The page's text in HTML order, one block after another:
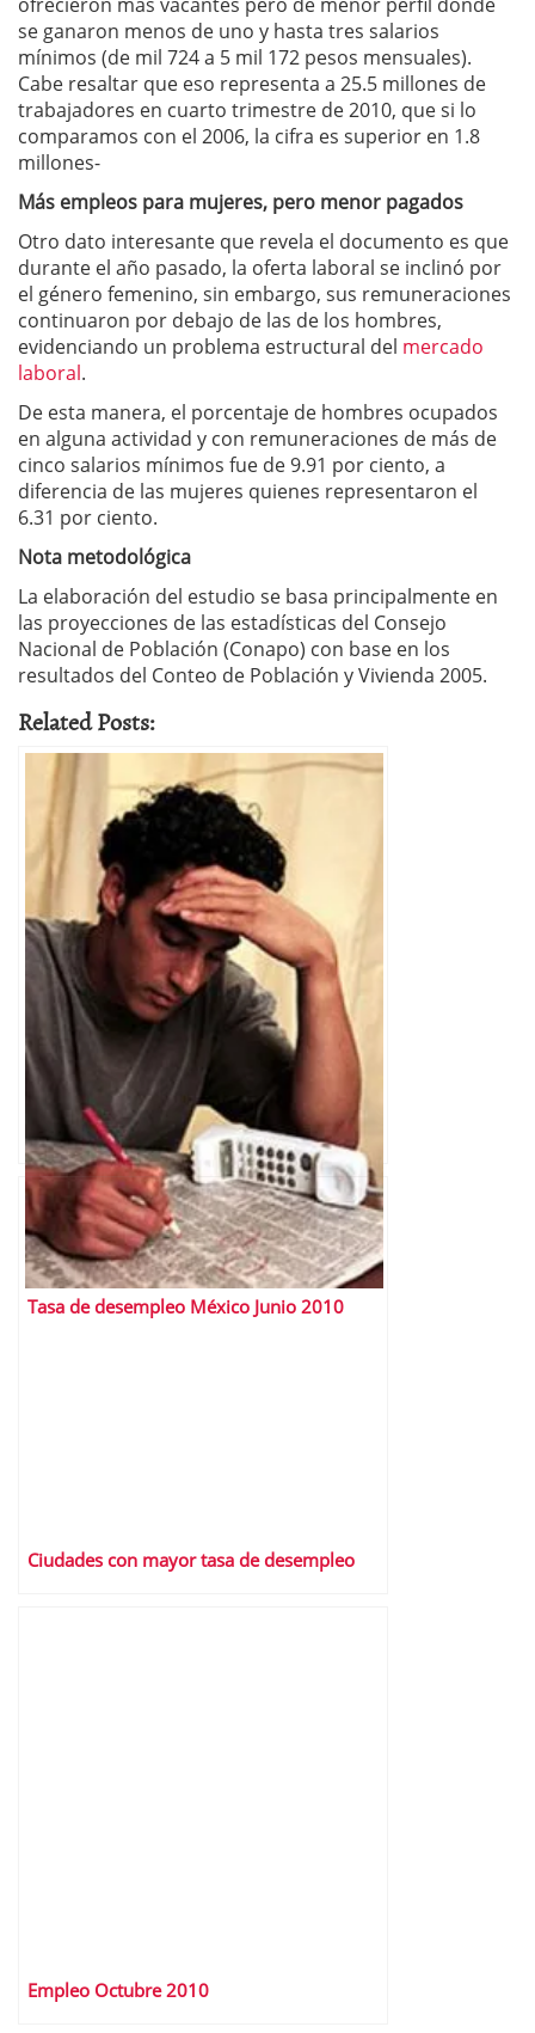
se ganaron menos de uno y hasta tres salarios
mínimos (de mil 724 a 5 mil 172 pesos mensuales).
Cabe resaltar que eso representa a 25.5 millones de
trabajadores en cuarto trimestre de 2010, que si lo
comparamos con el 2006, la cifra es superior en 1.8
millones-
Más empleos para mujeres, pero menor pagados
Otro dato interesante que revela el documento es que
durante el año pasado, la oferta laboral se inclinó por
el género femenino, sin embargo, sus remuneraciones
continuaron por debajo de las de los hombres,
evidenciando un problema estructural del mercado
laboral.
De esta manera, el porcentaje de hombres ocupados
en alguna actividad y con remuneraciones de más de
cinco salarios mínimos fue de 9.91 por ciento, a
diferencia de las mujeres quienes representaron el
6.31 por ciento.
Nota metodológica
La elaboración del estudio se basa principalmente en
las proyecciones de las estadísticas del Consejo
Nacional de Población (Conapo) con base en los
resultados del Conteo de Población y Vivienda 2005.
Related Posts:
Tasa de desempleo México Junio 2010
Ciudades con mayor tasa de desempleo
Empleo Octubre 2010